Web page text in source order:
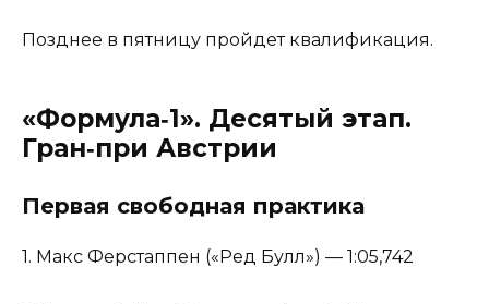
Позднее в пятницу пройдет квалификация.
«Формула‑1». Десятый этап.
Гран‑при Австрии
Первая свободная практика
1. Макс Ферстаппен («Ред Булл») — 1:05,742